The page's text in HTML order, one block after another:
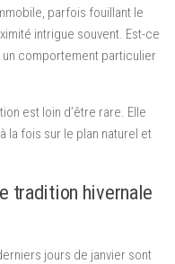
parfois fouillant le
intrigue souvent. Est-ce
comportement particulier
est loin d’être rare. Elle
la fois sur le plan naturel et
tradition hivernale
jours de janvier sont